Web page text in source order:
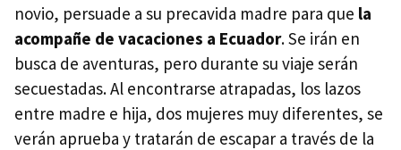
novio, persuade a su precavida madre para que la
acompañe de vacaciones a Ecuador. Se irán en
busca de aventuras, pero durante su viaje serán
secuestadas. Al encontrarse atrapadas, los lazos
entre madre e hija, dos mujeres muy diferentes, se
verán aprueba y tratarán de escapar a través de la